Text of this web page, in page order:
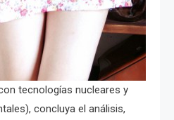
tecnologías nucleares y
concluya el análisis,